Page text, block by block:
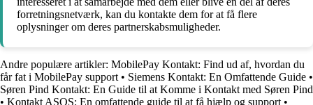
forretningsnetværk, kan du kontakte dem for at få flere
oplysninger om deres partnerskabsmuligheder.
Andre populære artikler: MobilePay Kontakt: Find ud af, hvordan du
får fat i MobilePay support • Siemens Kontakt: En Omfattende Guide •
Søren Pind Kontakt: En Guide til at Komme i Kontakt med Søren Pind
• Kontakt ASOS: En omfattende guide til at få hjælp og support •